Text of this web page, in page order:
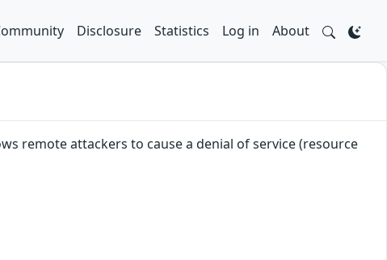
Disclosure Statistics Log in About
remote attackers to cause a denial of service (resource